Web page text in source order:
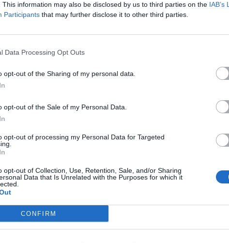
This information may also be disclosed by us to third parties on the IAB’s
Participants that may further disclose it to other third parties.
Data Processing Opt Outs
opt-out of the Sharing of my personal data.
opt-out of the Sale of my Personal Data.
opt-out of processing my Personal Data for Targeted
opt-out of Collection, Use, Retention, Sale, and/or Sharing
Data that Is Unrelated with the Purposes for which it
CONFIRM
2024
nya uppgifter i 21 år
i Gävle.
PRENUMERERA PÅ PARA§RAFS
Brottslighet
Börje R P
Demokrati Dick
Jimmie Åkesson Kokainmålet
LagarMichael Pålsson